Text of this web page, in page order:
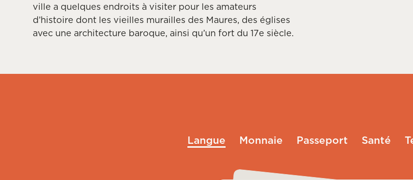
ville a quelques endroits à visiter pour les amateurs
d’histoire dont les vieilles murailles des Maures, des églises
avec une architecture baroque, ainsi qu’un fort du 17e siècle.
Langue Monnaie Passeport Santé